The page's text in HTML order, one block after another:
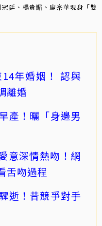
廷、楊貴媚、庹宗華現身「雙
年婚姻！ 認與
離婚
產！曬「身邊男
意深情熱吻！網
舌吻過程
逝！昔競爭對手